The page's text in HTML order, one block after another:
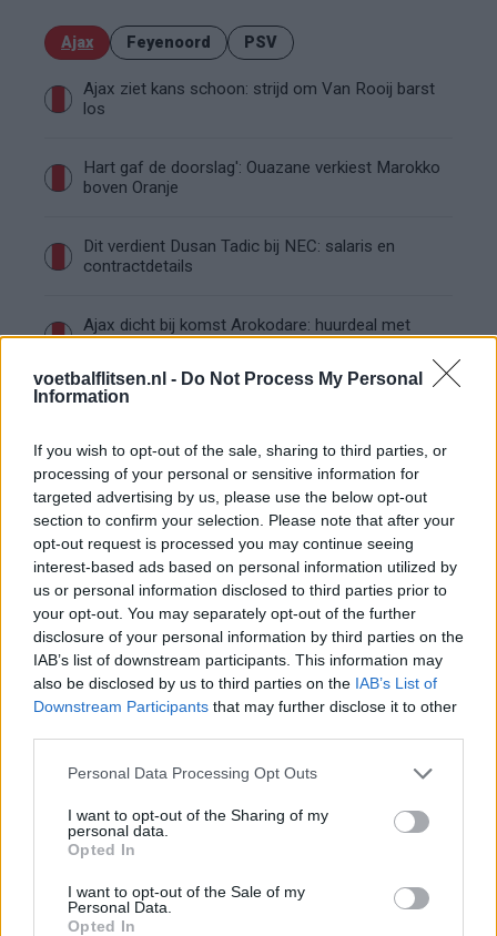
voetbalflitsen.nl - Do Not Process My Personal
Information
If you wish to opt-out of the sale, sharing to third parties, or
processing of your personal or sensitive information for
targeted advertising by us, please use the below opt-out
section to confirm your selection. Please note that after your
opt-out request is processed you may continue seeing
interest-based ads based on personal information utilized by
us or personal information disclosed to third parties prior to
your opt-out. You may separately opt-out of the further
disclosure of your personal information by third parties on the
IAB’s list of downstream participants. This information may
also be disclosed by us to third parties on the IAB’s List of
Downstream Participants that may further disclose it to other
Personal Data Processing Opt Outs
I want to opt-out of the Sharing of my
personal data.
Opted In
I want to opt-out of the Sale of my
Personal Data.
Opted In
Ajax Feyenoord PSV
Ajax ziet kans schoon: strijd om Van Rooij barst
los
Hart gaf de doorslag': Ouazane verkiest Marokko
boven Oranje
Dit verdient Dusan Tadic bij NEC: salaris en
contractdetails
Ajax dicht bij komst Arokodare: huurdeal met
koopoptie van 22 miljoen
Ajax helpt Burnley uit de brand met afgeknipte
Hakim Ziyech verhuurt opnieuw luxe
appartement op Amsterdamse Zuidas
Marcos Leonardo laat eerste indruk achter bij
Ajax: 'Hier gaan fans van genieten'
Resterend oefenprogramma Ajax: waar zijn de
duels te zien
Ajax groeit onder Míchel, maar transfermarkt
blijft cruciaal
geschiedenis
de basis bij FC Barcelona